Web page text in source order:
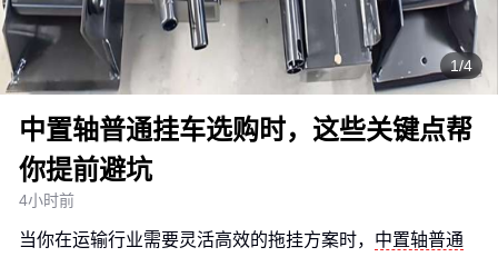
1/4
中置轴普通挂车选购时，这些关键点帮
你提前避坑
4小时前
当你在运输行业需要灵活高效的拖挂方案时， 中置轴普通